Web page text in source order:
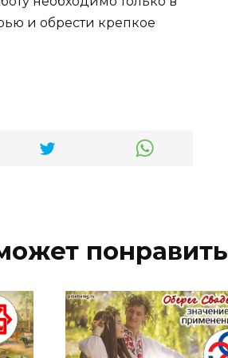
и обрести крепкое